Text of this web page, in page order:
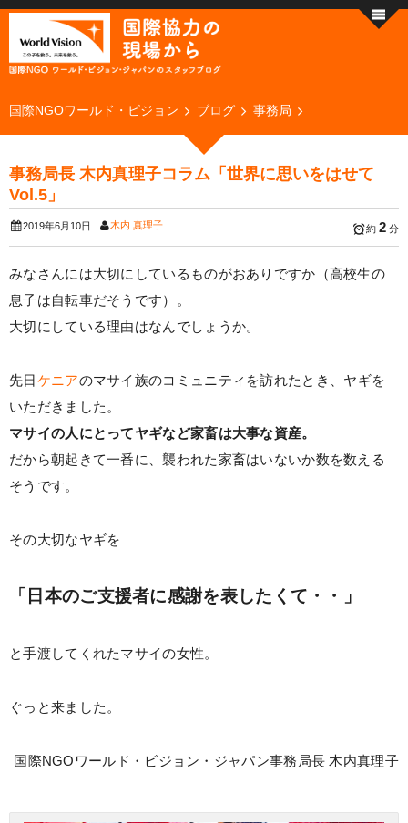
国際NGOワールド・ビジョン ブログ 事務局
事務局長 木内真理子コラム「世界に思いをはせて
Vol.5」
2019年6月10日 木内 真理子 約 2 分
みなさんには大切にしているものがおありですか（高校生の
息子は自転車だそうです）。
大切にしている理由はなんでしょうか。
先日ケニアのマサイ族のコミュニティを訪れたとき、ヤギを
いただきました。
マサイの人にとってヤギなど家畜は大事な資産。
だから朝起きて一番に、襲われた家畜はいないか数を数える
そうです。
その大切なヤギを
「日本のご支援者に感謝を表したくて・・」
と手渡してくれたマサイの女性。
ぐっと来ました。
国際NGOワールド・ビジョン・ジャパン事務局長 木内真理子